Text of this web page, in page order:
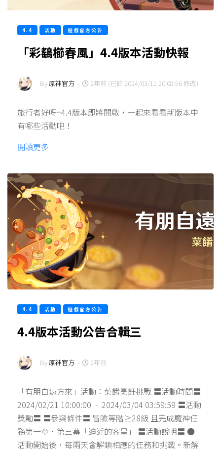
4.4 活動 遊戲官方公告
「彩鷂櫛春風」4.4版本活動快報
By 原神官方 - 2年前 (已於 2024/03/11 20:08:56 修改)
旅行者好呀~4.4版本即將開啟，一起來看看新版本中
有哪些活動吧！
閱讀更多
4.4 活動 遊戲官方公告
4.4版本活動公告合輯三
By 原神官方 - 2年前
「有朋自遠方來」活動：菜餚烹飪挑戰 〓活動時間〓
2024/02/21 10:00:00 - 2024/03/04 03:59:59 〓活動
獎勵〓 〓參與條件〓 冒險等階≥28級 且完成魔神任
務第一章·第三幕「迫近的客星」 〓活動說明〓 ●
活動開始後，每兩天會解鎖相應的任務和挑戰。新解